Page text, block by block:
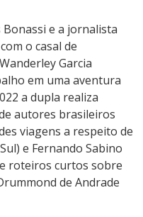
e a jornalista
o casal de
Garcia
em uma aventura
a dupla realiza
autores brasileiros
viagens a respeito de
e Fernando Sabino
roteiros curtos sobre
de Andrade